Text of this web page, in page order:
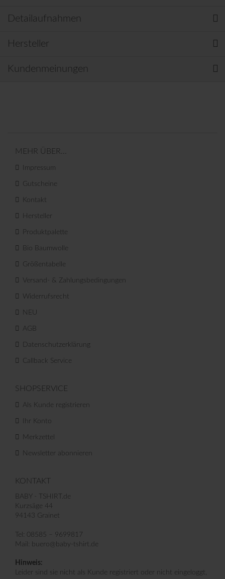
Detailaufnahmen
Hersteller
Kundenmeinungen
MEHR ÜBER...
Impressum
Gutscheine
Kontakt
Hersteller
Produktpalette
Bio Baumwolle
Größentabelle
Versand- & Zahlungsbedingungen
Widerrufsrecht
NEU
AGB
Datenschutzerklärung
Callback Service
SHOPSERVICE
Als Kunde registrieren
Ihr Konto
Merkzettel
Newsletter abonnieren
KONTAKT
BABY - TSHIRT.de
Kurzsäge 44
94143 Grainet
Tel: 08585 – 9699817
Mail: buero@baby-tshirt.de
Hinweis:
Leider sind sie nicht als Kunde registriert oder nicht eingeloggt,